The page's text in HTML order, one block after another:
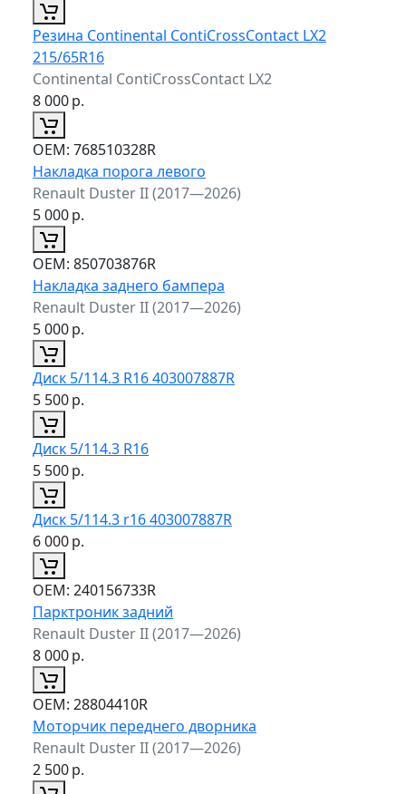
Резина Continental ContiCrossContact LX2
215/65R16
Continental ContiCrossContact LX2
8 000р.
ОЕМ: 768510328R
Накладка порога левого
Renault Duster II (2017—2026)
5 000р.
ОЕМ: 850703876R
Накладка заднего бампера
Renault Duster II (2017—2026)
5 000р.
Диск 5/114.3 R16 403007887R
5 500р.
Диск 5/114.3 R16
5 500р.
Диск 5/114.3 r16 403007887R
6 000р.
ОЕМ: 240156733R
Парктроник задний
Renault Duster II (2017—2026)
8 000р.
ОЕМ: 28804410R
Моторчик переднего дворника
Renault Duster II (2017—2026)
2 500р.